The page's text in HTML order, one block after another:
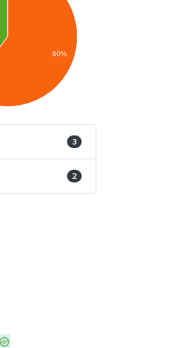
60%
3
2